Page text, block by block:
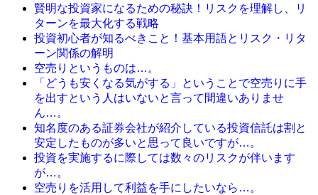
賢明な投資家になるための秘訣！リスクを理解し、リ
ターンを最大化する戦略
投資初心者が知るべきこと！基本用語とリスク・リタ
ーン関係の解明
空売りというものは…。
「どうも安くなる気がする」ということで空売りに手
を出すという人はいないと言って間違いありませ
ん…。
知名度のある証券会社が紹介している投資信託は割と
安定したものが多いと思って良いですが…。
投資を実施するに際しては数々のリスクが伴います
が…。
空売りを活用して利益を手にしたいなら…。